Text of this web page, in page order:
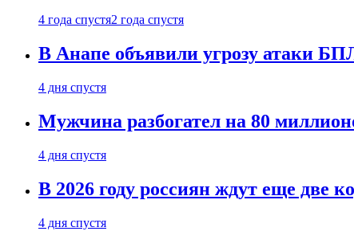
4 года спустя2 года спустя
В Анапе объявили угрозу атаки
4 дня спустя
Мужчина разбогател на 80
4 дня спустя
В 2026 году россиян ждут еще две
4 дня спустя